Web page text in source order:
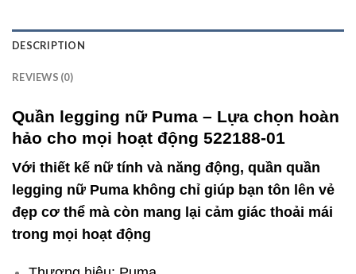
DESCRIPTION
REVIEWS (0)
Quần legging nữ Puma – Lựa chọn hoàn
hảo cho mọi hoạt động 522188-01
Với thiết kế nữ tính và năng động, quần quần
legging nữ Puma không chỉ giúp bạn tôn lên vẻ
đẹp cơ thể mà còn mang lại cảm giác thoải mái
trong mọi hoạt động